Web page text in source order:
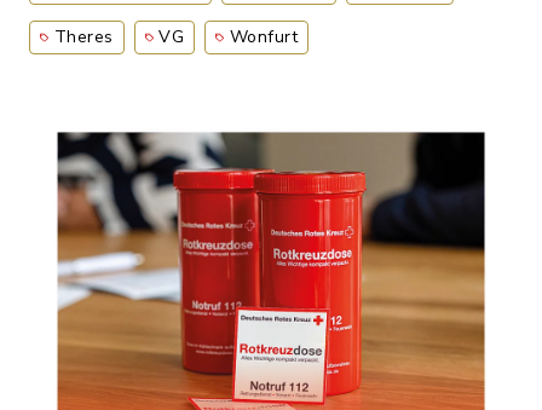
Theres VG Wonfurt